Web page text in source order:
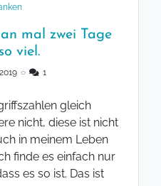
mal zwei Tage
viel.
◌ 1
gleich
nicht, diese ist nicht
in meinem Leben
finde es einfach nur
es so ist. Das ist